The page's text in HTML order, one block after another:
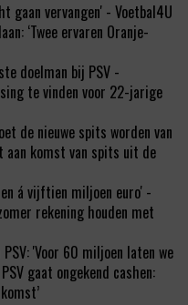
gaan vervangen' - Voetbal4U
‘Twee ervaren Oranje-
doelman bij PSV -
te vinden voor 22-jarige
de nieuwe spits worden van
aan komst van spits uit de
á vijftien miljoen euro' -
rekening houden met
'Voor 60 miljoen laten we
PSV gaat ongekend cashen: